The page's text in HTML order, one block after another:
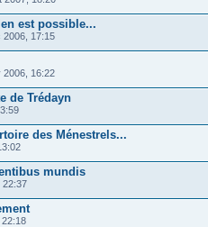
est possible...
2006, 17:15
2006, 16:22
de Trédayn
des Ménestrels...
mundis
22:37
22:18